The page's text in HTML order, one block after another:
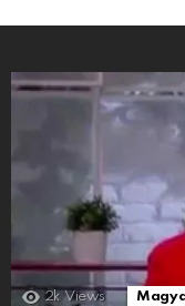
2k Views